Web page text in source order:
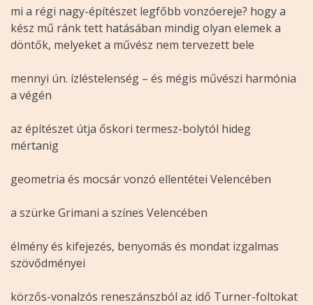
mi a régi nagy-építészet legfőbb vonzóereje? hogy a
kész mű ránk tett hatásában mindig olyan elemek a
döntők, melyeket a művész nem tervezett bele
mennyi ún. ízléstelenség – és mégis művészi harmónia
a végén
az építészet útja őskori termesz-bolytól hideg
mértanig
geometria és mocsár vonzó ellentétei Velencében
a szürke Grimani a színes Velencében
élmény és kifejezés, benyomás és mondat izgalmas
szövődményei
körzős-vonalzós reneszánszból az idő Turner-foltokat